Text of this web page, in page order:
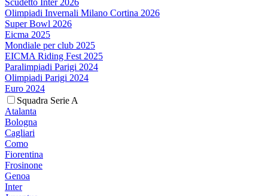
Olimpiadi Invernali Milano Cortina 2026
Super Bowl 2026
Eicma 2025
Mondiale per club 2025
EICMA Riding Fest 2025
Paralimpiadi Parigi 2024
Olimpiadi Parigi 2024
Euro 2024
Squadra Serie A
Atalanta
Bologna
Cagliari
Como
Fiorentina
Frosinone
Genoa
Inter